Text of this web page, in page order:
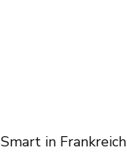
Smart in Frankreich